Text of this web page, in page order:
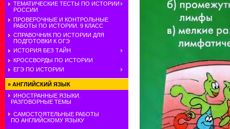
ТЕМАТИЧЕСКИЕ ТЕСТЫ ПО ИСТОРИИ
РОССИИ
ПРОВЕРОЧНЫЕ И КОНТРОЛЬНЫЕ
РАБОТЫ ПО ИСТОРИИ. 9 КЛАСС
СПРАВОЧНИК ПО ИСТОРИИ ДЛЯ
ПОДГОТОВКИ К ОГЭ
ИСТОРИЯ БЕЗ ТАЙН
КРОССВОРДЫ ПО ИСТОРИИ
ЕГЭ ПО ИСТОРИИ
» АНГЛИЙСКИЙ ЯЗЫК
ИНОСТРАННЫЕ ЯЗЫКИ.
РАЗГОВОРНЫЕ ТЕМЫ
САМОСТОЯТЕЛЬНЫЕ РАБОТЫ
ПО АНГЛИЙСКОМУ ЯЗЫКУ